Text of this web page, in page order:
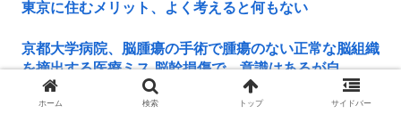
東京に住むメリット、よく考えると何もない
京都大学病院、脳腫瘍の手術で腫瘍のない正常な脳組織
を摘出する医療ミス 脳幹損傷で、意識はあるが自...
日本人「俺達は宗教なんかに興味ねーんだよ！」←こい
ホーム 検索 トップ サイドバー